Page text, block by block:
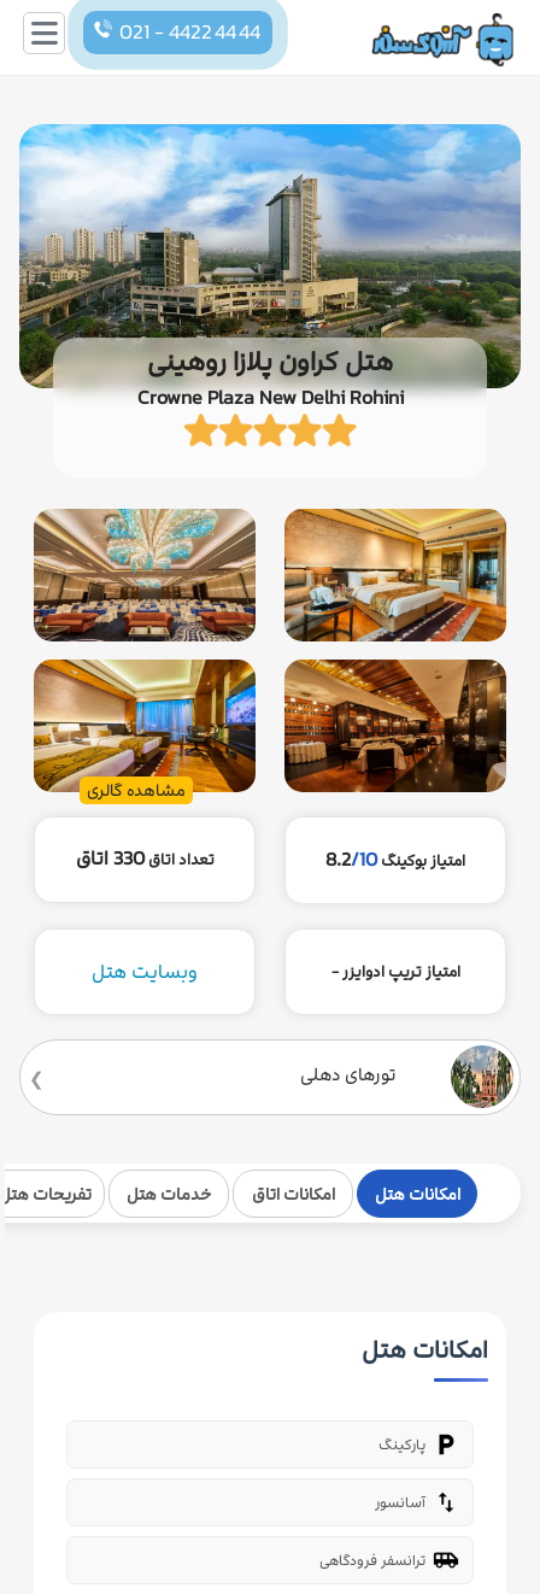
021 - 4422 44 44
هتل کراون پلازا روهینی
Crowne Plaza New Delhi Rohini
مشاهده گالری
امتیاز بوکینگ 8.2/10 تعداد اتاق330 اتاق
امتیاز تریپ ادوایزر - وبسایت هتل
تورهای دهلی
امکانات هتل امکانات اتاق خدمات هتل تفریحات
امکانات هتل
local_parking پارکینگ
import_export آسانسور
airport_shuttle ترانسفر فرودگاهی